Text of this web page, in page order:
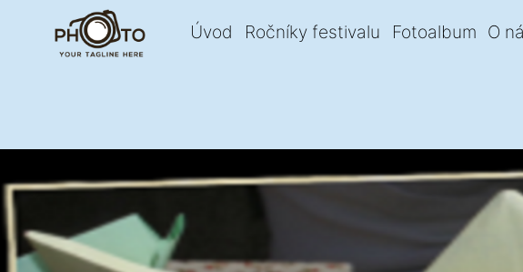
Úvod Ročníky festivalu Fotoalbum O